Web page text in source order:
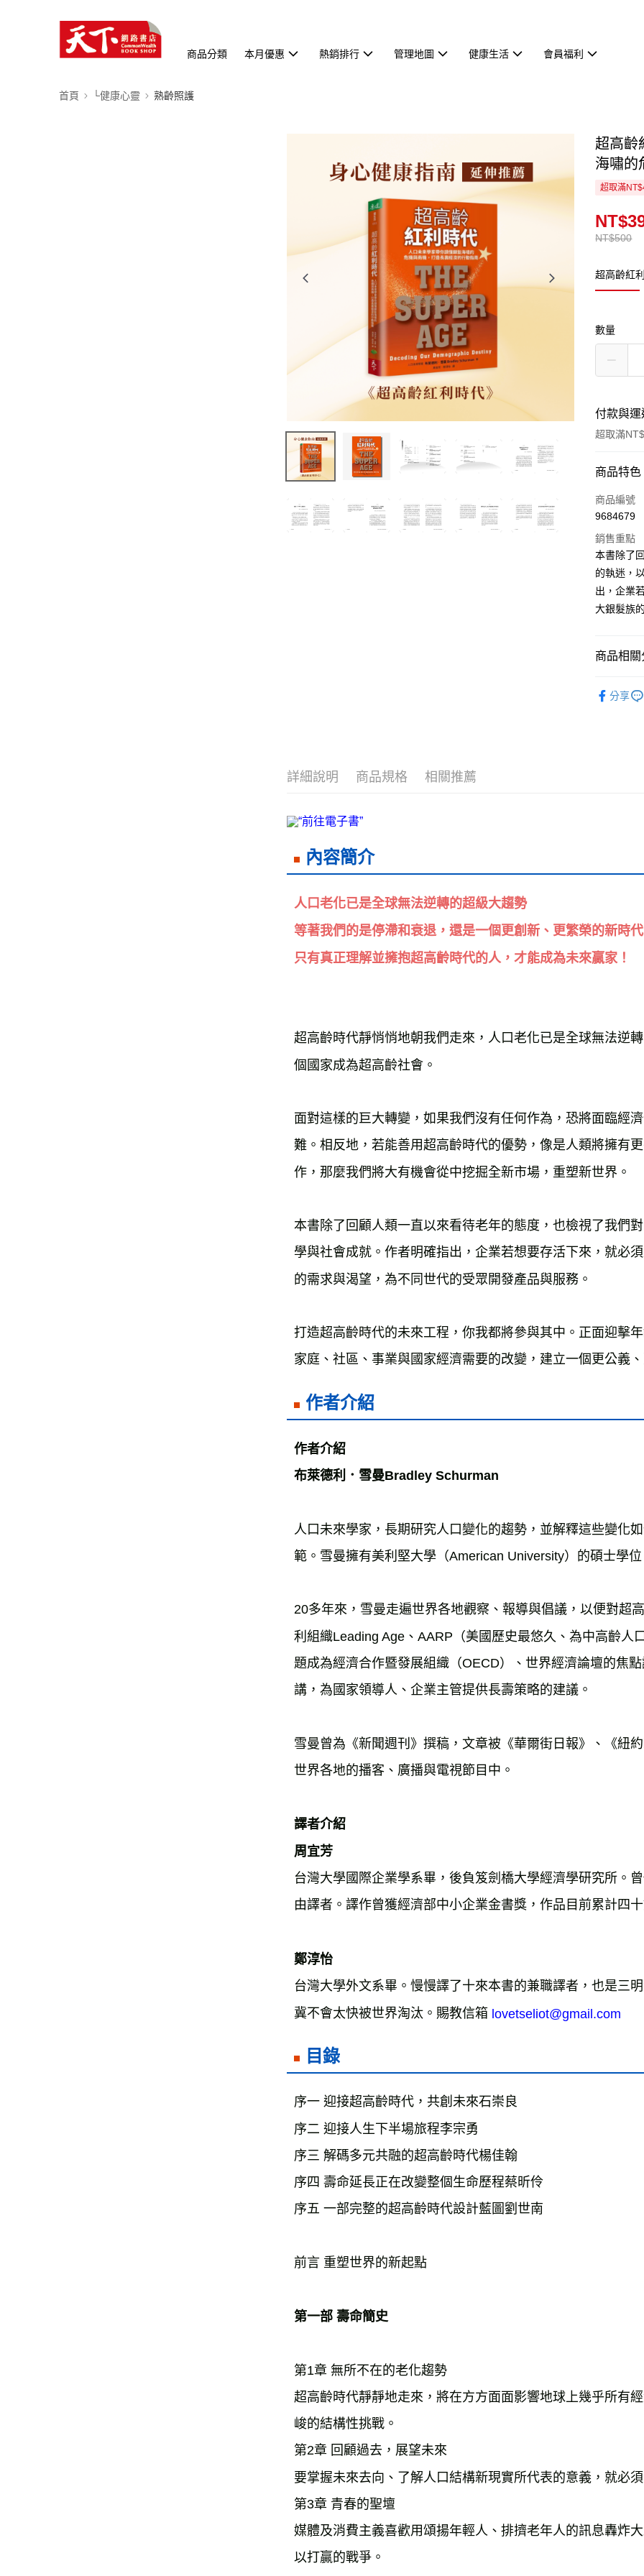
商品分類 本月優惠 熱銷排行 管理地圖 健康生活 會員福利
首頁 └健康心靈 熟齡照護
超高齡
海嘯的
超取滿
NT$500
超高齡紅
數量
付款與運
超取滿
付款方式
信用卡一次
LINE Pay
Apple Pay
街口支付
ATM付款
運送方式
每筆
離島宅配
雜誌海外
商品特色
商品編號
9684679
銷售重點
本書除了
的執迷，
出，企業
大銀髮族
商品相關
分享
詳細說明 商品規格 相關推薦
內容簡介
人口老化已是全球無法逆轉的超級大趨勢
等著我們的是停滯和衰退，還是一個更創新、更繁榮的新時代
只有真正理解並擁抱超高齡時代的人，才能成為未來贏家！
超高齡時代靜悄悄地朝我們走來，人口老化已是全球無法逆
個國家成為超高齡社會。
面對這樣的巨大轉變，如果我們沒有任何作為，恐將面臨經
難。相反地，若能善用超高齡時代的優勢，像是人類將擁有
作，那麼我們將大有機會從中挖掘全新市場，重塑新世界。
本書除了回顧人類一直以來看待老年的態度，也檢視了我們
學與社會成就。作者明確指出，企業若想要存活下來，就必
的需求與渴望，為不同世代的受眾開發產品與服務。
打造超高齡時代的未來工程，你我都將參與其中。正面迎擊
家庭、社區、事業與國家經濟需要的改變，建立一個更公義
作者介紹
作者介紹
布萊德利．雪曼Bradley Schurman
人口未來學家，長期研究人口變化的趨勢，並解釋這些變化
範。雪曼擁有美利堅大學（American University）的碩士學位
20多年來，雪曼走遍世界各地觀察、報導與倡議，以便對超
利組織Leading Age、AARP（美國歷史最悠久、為中高齡人
題成為經濟合作暨發展組織（OECD）、世界經濟論壇的焦
講，為國家領導人、企業主管提供長壽策略的建議。
雪曼曾為《新聞週刊》撰稿，文章被《華爾街日報》、《紐
世界各地的播客、廣播與電視節目中。
譯者介紹
周宜芳
台灣大學國際企業學系畢，後負笈劍橋大學經濟學研究所。
由譯者。譯作曾獲經濟部中小企業金書獎，作品目前累計四
鄭淳怡
台灣大學外文系畢。慢慢譯了十來本書的兼職譯者，也是三
冀不會太快被世界淘汰。賜教信箱 lovetseliot@gmail.com
目錄
序一 迎接超高齡時代，共創未來石崇良
序二 迎接人生下半場旅程李宗勇
序三 解碼多元共融的超高齡時代楊佳翰
序四 壽命延長正在改變整個生命歷程蔡昕伶
序五 一部完整的超高齡時代設計藍圖劉世南
前言 重塑世界的新起點
第一部 壽命簡史
第1章 無所不在的老化趨勢
超高齡時代靜靜地走來，將在方方面面影響地球上幾乎所有
峻的結構性挑戰。
第2章 回顧過去，展望未來
要掌握未來去向、了解人口結構新現實所代表的意義，就必
第3章 青春的聖壇
媒體及消費主義喜歡用頌揚年輕人、排擠老年人的訊息轟炸
以打贏的戰爭。